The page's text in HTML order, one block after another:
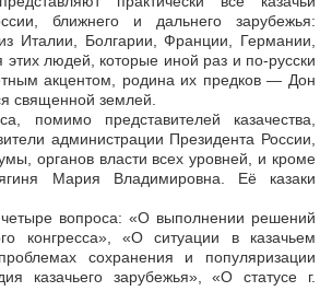
ближнего и дальнего зарубежья:
Италии, Болгарии, Франции, Германии,
людей, которые иной раз и по-русски
акцентом, родина их предков — Дон
священной землей.
помимо представителей казачества,
администрации Президента России,
органов власти всех уровней, и кроме
Мария Владимировна. Её казаки
вопроса: «О выполнении решений
конгресса», «О ситуации в казачьем
сохранения и популяризации
казачьего зарубежья», «О статусе г.